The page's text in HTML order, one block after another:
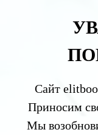
Сайт
Приносим
Мы